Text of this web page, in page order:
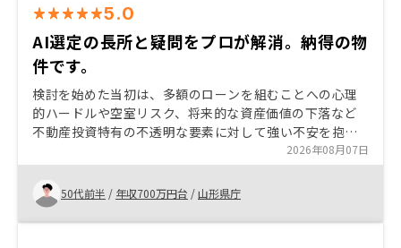
5.0
AI選定の長所と疑問をプロが解消。納得の物
件です。
検討を始めた当初は、多額のローンを組むことへの心理
的ハードルや空室リスク、将来的な資産価値の下落など
不動産投資特有の不透明な要素に対して強い不安を抱い
ていました。しかし、担当者の方がこちらの懸念点を一
つ一つ丁寧に聞き、具体的な数値と根拠を持って回答し
てくださったことで、漠然とした不安が解消されまし
た。特に夜遅い時間帯の相談であっても、常に真摯かつ
迅速に対応いただけたことで、ビジネスパートナーとし
2026年08月07日
50代前半 / 年収700万円台 /山形県庁